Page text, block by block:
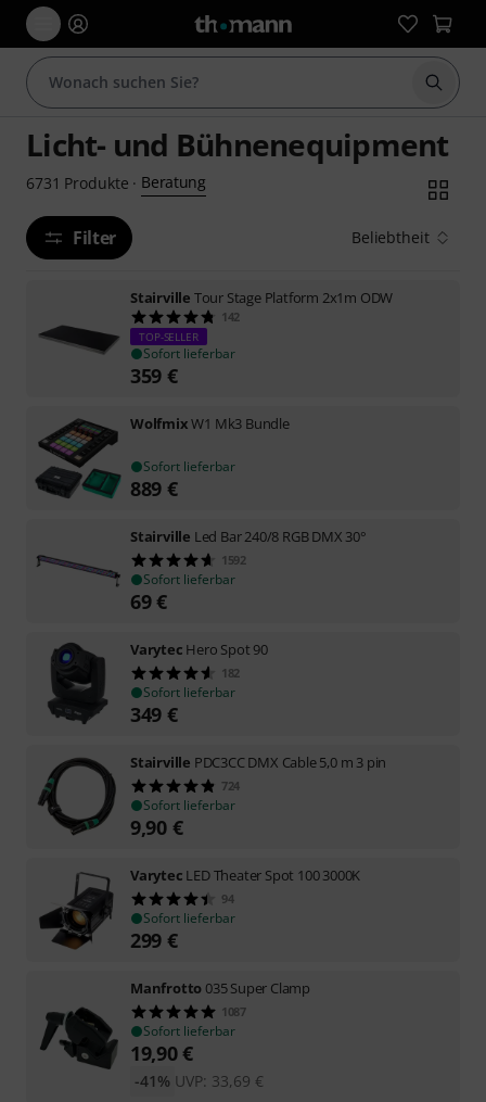
Suche
Licht- und Bühnenequipment
6731 Produkte · Beratung
Filter Beliebtheit
Stairville Tour Stage Platform 2x1m ODW
142
TOP-SELLER
Sofort lieferbar
359 €
WolfmixW1 Mk3 Bundle
Sofort lieferbar
889 €
Stairville Led Bar 240/8 RGB DMX 30°
1592
Sofort lieferbar
69€
Varytec Hero Spot 90
182
Sofort lieferbar
349 €
Stairville PDC3CC DMX Cable 5,0 m 3 pin
724
Sofort lieferbar
9,90 €
Varytec LED Theater Spot 100 3000K
94
Sofort lieferbar
299 €
Manfrotto 035 Super Clamp
1087
Sofort lieferbar
19,90€
UVP: 33,69 €
-41%